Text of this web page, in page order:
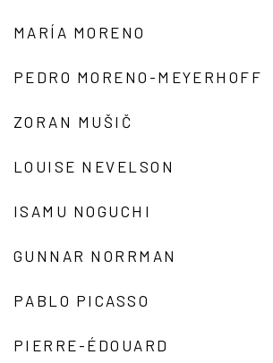
MARÍA MORENO
PEDRO MORENO-MEYERHOFF
ZORAN MUŠIČ
LOUISE NEVELSON
ISAMU NOGUCHI
GUNNAR NORRMAN
PABLO PICASSO
PIERRE-ÉDOUARD